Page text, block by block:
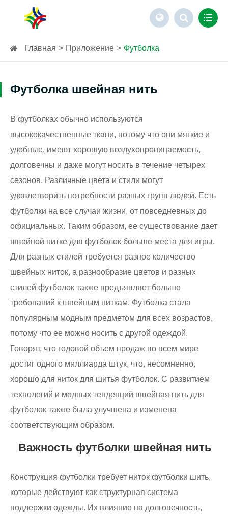
Главная Приложение Футболка
Футболка швейная нить
В футболках обычно используются
высококачественные ткани, потому что они мягкие и
удобные, имеют хорошую воздухопроницаемость,
долговечны и даже могут носить в течение четырех
сезонов. Различные цвета и стили могут
удовлетворить потребности разных групп людей. Есть
футболки на все случаи жизни, от повседневных до
официальных. Таким образом, ее существование дает
швейной нитке для футболок больше места для игры.
Для разных стилей требуется разное количество
швейных ниток, а разнообразие цветов и разных
стилей футболок также предъявляет больше
требований к швейным ниткам. Футболка стала
популярным модным предметом для всех возрастов,
потому что ее можно носить с другой одеждой.
Говорят, что годовой объем продаж во всем мире
достиг одного миллиарда штук, что, несомненно,
хорошо для ниток для шитья футболок. С развитием
технологий и модных тенденций швейная нить для
футболок также была улучшена и изменена
соответствующим образом.
Важность футболки швейная нить
Конструкция футболки требует ниток футболки шить,
которые действуют как структурная система
поддержки одежды. Их влияние на долговечность,